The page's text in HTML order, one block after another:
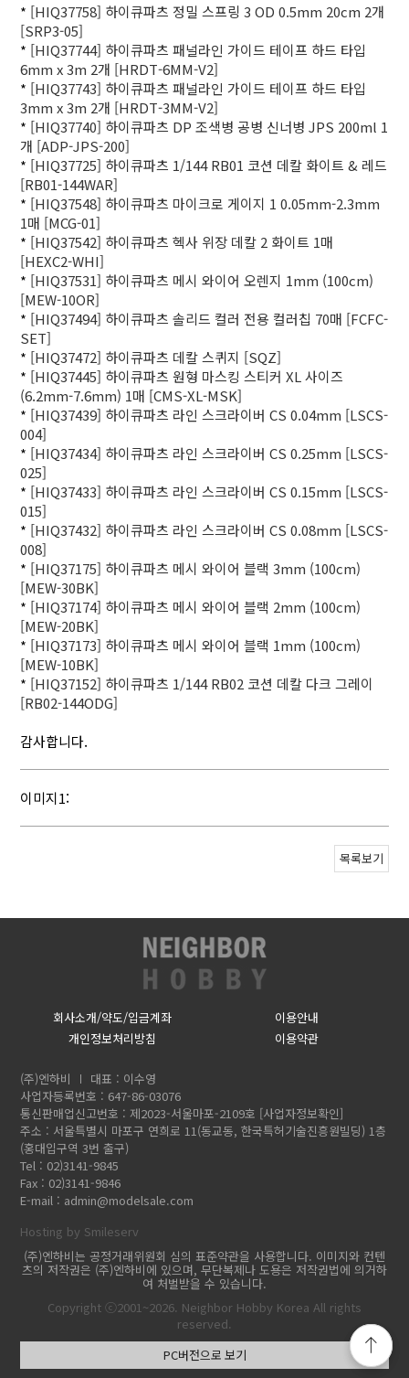
* [HIQ37758] 하이큐파츠 정밀 스프링 3 OD 0.5mm 20cm 2개
[SRP3-05]
* [HIQ37744] 하이큐파츠 패널라인 가이드 테이프 하드 타입
6mm x 3m 2개 [HRDT-6MM-V2]
* [HIQ37743] 하이큐파츠 패널라인 가이드 테이프 하드 타입
3mm x 3m 2개 [HRDT-3MM-V2]
* [HIQ37740] 하이큐파츠 DP 조색병 공병 신너병 JPS 200ml 1
개 [ADP-JPS-200]
* [HIQ37725] 하이큐파츠 1/144 RB01 코션 데칼 화이트 & 레드
[RB01-144WAR]
* [HIQ37548] 하이큐파츠 마이크로 게이지 1 0.05mm-2.3mm
1매 [MCG-01]
* [HIQ37542] 하이큐파츠 헥사 위장 데칼 2 화이트 1매
[HEXC2-WHI]
* [HIQ37531] 하이큐파츠 메시 와이어 오렌지 1mm (100cm)
[MEW-10OR]
* [HIQ37494] 하이큐파츠 솔리드 컬러 전용 컬러칩 70매 [FCFC-
SET]
* [HIQ37472] 하이큐파츠 데칼 스퀴지 [SQZ]
* [HIQ37445] 하이큐파츠 원형 마스킹 스티커 XL 사이즈
(6.2mm-7.6mm) 1매 [CMS-XL-MSK]
* [HIQ37439] 하이큐파츠 라인 스크라이버 CS 0.04mm [LSCS-
004]
* [HIQ37434] 하이큐파츠 라인 스크라이버 CS 0.25mm [LSCS-
025]
* [HIQ37433] 하이큐파츠 라인 스크라이버 CS 0.15mm [LSCS-
015]
* [HIQ37432] 하이큐파츠 라인 스크라이버 CS 0.08mm [LSCS-
008]
* [HIQ37175] 하이큐파츠 메시 와이어 블랙 3mm (100cm)
[MEW-30BK]
* [HIQ37174] 하이큐파츠 메시 와이어 블랙 2mm (100cm)
[MEW-20BK]
* [HIQ37173] 하이큐파츠 메시 와이어 블랙 1mm (100cm)
[MEW-10BK]
* [HIQ37152] 하이큐파츠 1/144 RB02 코션 데칼 다크 그레이
[RB02-144ODG]
감사합니다.
이미지1:
목록보기
회사소개/약도/입금계좌
이용안내
개인정보처리방침
이용약관
(주)엔하비
대표 : 이수영
사업자등록번호 : 647-86-03076
통신판매업신고번호 : 제2023-서울마포-2109호 [사업자정보확인]
주소 : 서울특별시 마포구 연희로 11(동교동, 한국특허기술진흥원빌딩) 1층
(홍대입구역 3번 출구)
Tel : 02)3141-9845
Fax : 02)3141-9846
E-mail : admin@modelsale.com
Hosting by Smileserv
(주)엔하비는 공정거래위원회 심의 표준약관을 사용합니다. 이미지와 컨텐
츠의 저작권은 (주)엔하비에 있으며, 무단복제나 도용은 저작권법에 의거하
여 처벌받을 수 있습니다.
Copyright ⓒ2001~2026. Neighbor Hobby Korea All rights
reserved.
PC버전으로 보기